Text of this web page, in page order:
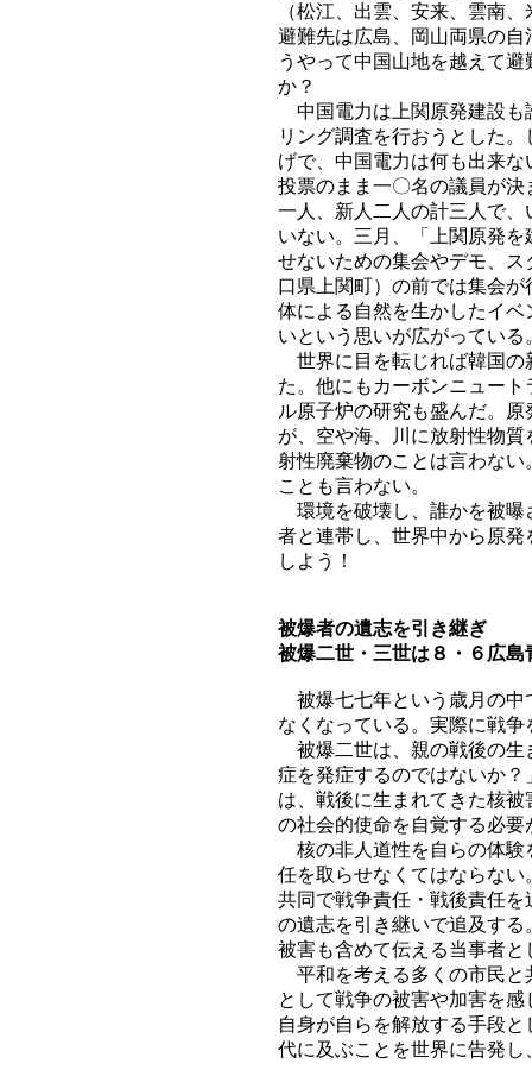
（松江、出雲、安来、雲南
避難先は広島、岡山両県の
うやって中国山地を越えて
か？
中国電力は上関原発建設も
リング調査を行おうとした
げで、中国電力は何も出来
投票のまま一〇名の議員が
一人、新人二人の計三人で
いない。三月、「上関原発
せないための集会やデモ、
口県上関町）の前では集会
体による自然を生かしたイ
いという思いが広がっている
世界に目を転じれば韓国の
た。他にもカーボンニュー
ル原子炉の研究も盛んだ。
が、空や海、川に放射性物
射性廃棄物のことは言わな
ことも言わない。
環境を破壊し、誰かを被曝
者と連帯し、世界中から原
しよう！
被爆者の遺志を引き継ぎ
被爆二世・三世は８・６広島
被爆七七年という歳月の中
なくなっている。実際に戦
被爆二世は、親の戦後の生
症を発症するのではないか
は、戦後に生まれてきた核
の社会的使命を自覚する必要
核の非人道性を自らの体験
任を取らせなくてはならな
共同で戦争責任・戦後責任
の遺志を引き継いで追及す
被害も含めて伝える当事者
平和を考える多くの市民と
として戦争の被害や加害を
自身が自らを解放する手段
代に及ぶことを世界に告発